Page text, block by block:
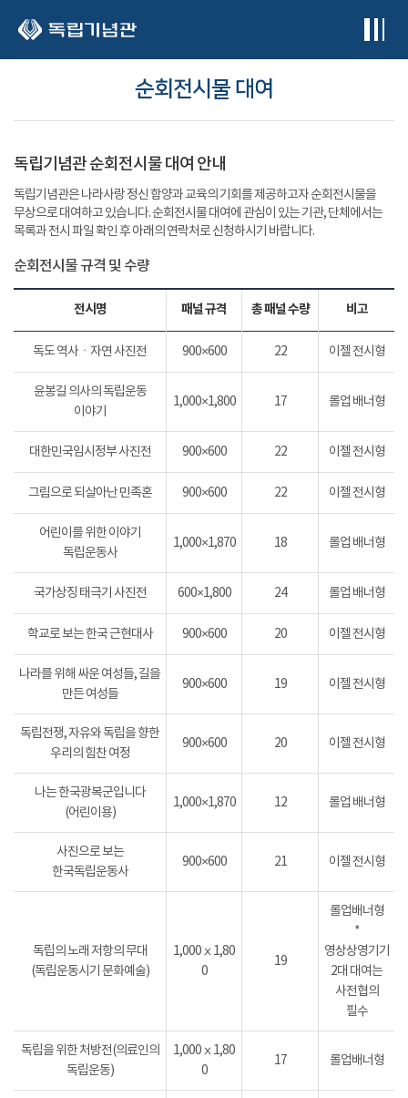
순회전시물 대여
독립기념관 순회전시물 대여 안내
독립기념관은 나라사랑 정신 함양과 교육의 기회를 제공하고자 순회전시물을
무상으로 대여하고 있습니다. 순회전시물 대여에 관심이 있는 기관, 단체에서는
목록과 전시 파일 확인 후 아래의 연락처로 신청하시기 바랍니다.
순회전시물 규격 및 수량
전시명 패널 규격 총 패널 수량 비고
독도 역사ㆍ자연 사진전 900×600 22 이젤 전시형
윤봉길 의사의 독립운동
이야기
1,000×1,800 17 롤업 배너형
대한민국임시정부 사진전 900×600 22 이젤 전시형
그림으로 되살아난 민족혼 900×600 22 이젤 전시형
어린이를 위한 이야기
독립운동사
1,000×1,870 18 롤업 배너형
국가상징 태극기 사진전 600×1,800 24 롤업 배너형
학교로 보는 한국 근현대사 900×600 20 이젤 전시형
나라를 위해 싸운 여성들, 길을
만든 여성들
900×600 19 이젤 전시형
독립전쟁, 자유와 독립을 향한
우리의 힘찬 여정
900×600 20 이젤 전시형
나는 한국광복군입니다
(어린이용)
1,000×1,870 12 롤업 배너형
사진으로 보는
한국독립운동사
900×600 21 이젤 전시형
독립의 노래 저항의 무대
(독립운동시기 문화예술)
1,000ⅹ1,80
0
19
롤업배너형
*
영상상영기기
2대 대여는
사전협의
필수
독립을 위한 처방전(의료인의
독립운동)
1,000ⅹ1,80
0
17 롤업배너형